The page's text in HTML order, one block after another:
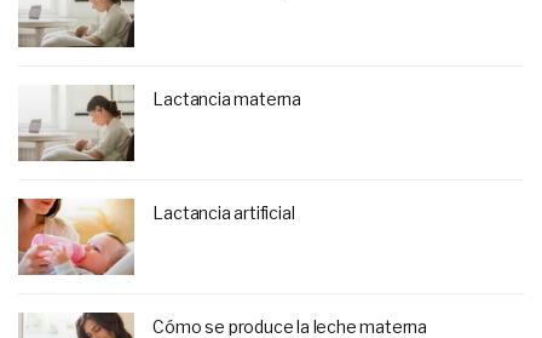
Lactancia materna
Lactancia artificial
Cómo se produce la leche materna